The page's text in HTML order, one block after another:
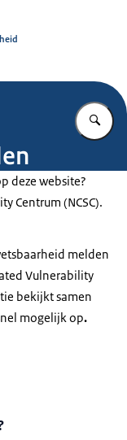
deze website?
Centrum (NCSC).
melden
Vulnerability
bekijkt samen
mogelijk op.